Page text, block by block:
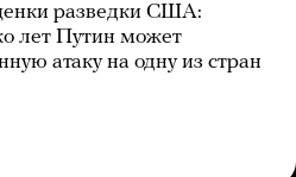
разведки США:
лет Путин может
атаку на одну из стран